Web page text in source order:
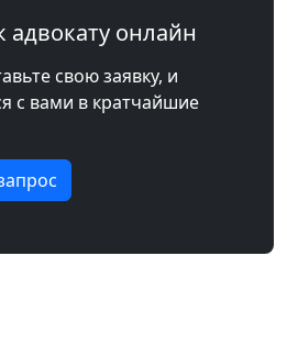
адвокату онлайн
свою заявку, и
с вами в кратчайшие